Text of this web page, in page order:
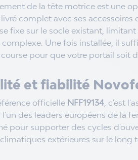
de la tête motrice est une
complet avec ses
fixe sur le socle existant,
Une fois installée, il
pour que votre portail soit
et fiabilité
officielle NFF19134 , c'est
des leaders européens de la
pour supporter des cycles
extérieures sur le long